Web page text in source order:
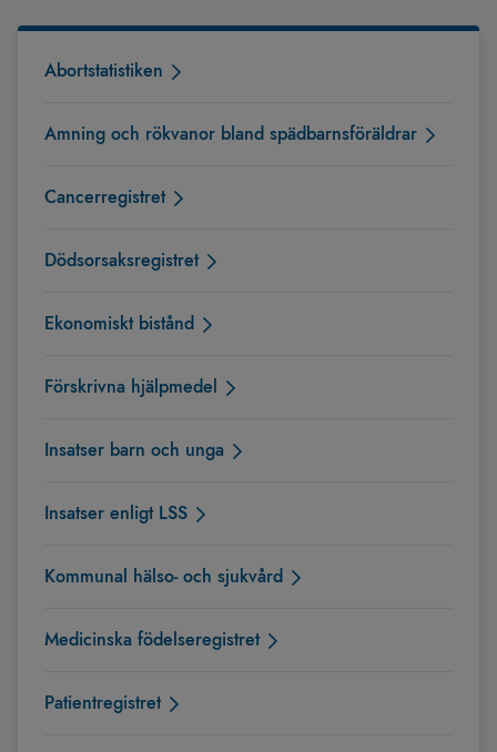
Abortstatistiken
Amning och rökvanor bland spädbarnsföräldrar
Cancerregistret
Dödsorsaksregistret
Ekonomiskt bistånd
Förskrivna hjälpmedel
Insatser barn och unga
Insatser enligt LSS
Kommunal hälso- och sjukvård
Medicinska födelseregistret
Patientregistret